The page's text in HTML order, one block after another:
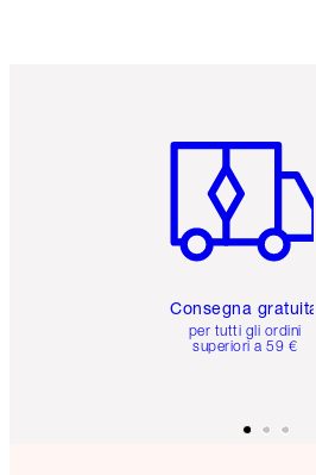
Consegna gratuita
per tutti gli ordini
superiori a 59 €